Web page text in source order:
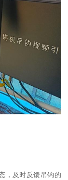
，及时反馈吊钩的